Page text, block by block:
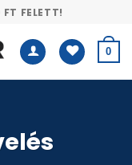
FELETT!
0